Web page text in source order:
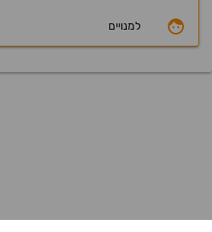
למנויים